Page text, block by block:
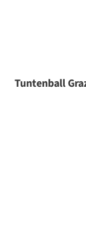
Tuntenball